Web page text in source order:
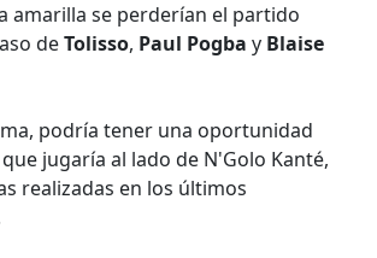
amarilla se perderían el partido
deTolisso, Paul Pogba y Blaise
podría tener una oportunidad
que jugaría al lado de N'Golo Kanté,
realizadas en los últimos